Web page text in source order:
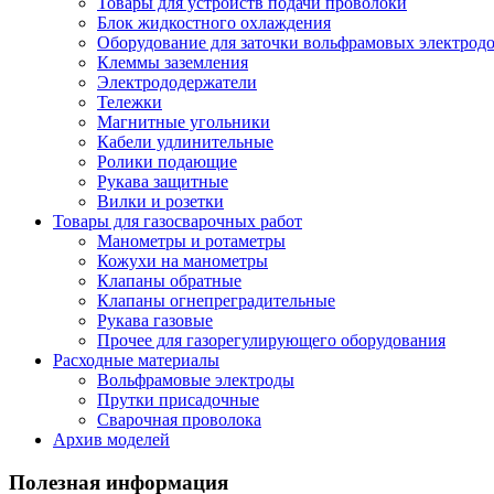
Блок жидкостного охлаждения
Оборудование для заточки вольфрамовых
Клеммы заземления
Электрододержатели
Тележки
Магнитные угольники
Кабели удлинительные
Ролики подающие
Рукава защитные
Вилки и розетки
Товары для газосварочных работ
Манометры и ротаметры
Кожухи на манометры
Клапаны обратные
Клапаны огнепреградительные
Рукава газовые
Прочее для газорегулирующего оборудования
Расходные материалы
Вольфрамовые электроды
Прутки присадочные
Сварочная проволока
Архив моделей
Полезная информация